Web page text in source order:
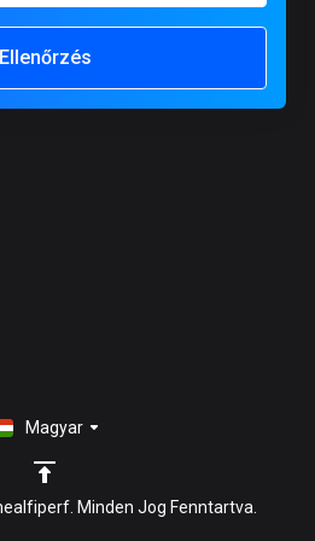
Ellenőrzés
Minden Jog Fenntartva.
Magyar